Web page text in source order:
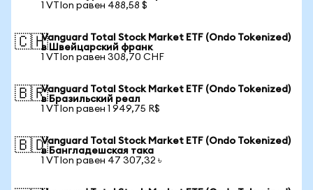
1 VTIon равен 488,58 $
🇨🇭Vanguard Total Stock Market ETF (Ondo Tokenized)
в Швейцарский франк
1 VTIon равен 308,70 CHF
🇧🇷Vanguard Total Stock Market ETF (Ondo Tokenized)
в Бразильский реал
1 VTIon равен 1 949,75 R$
🇧🇩Vanguard Total Stock Market ETF (Ondo Tokenized)
в Бангладешская така
1 VTIon равен 47 307,32 ৳